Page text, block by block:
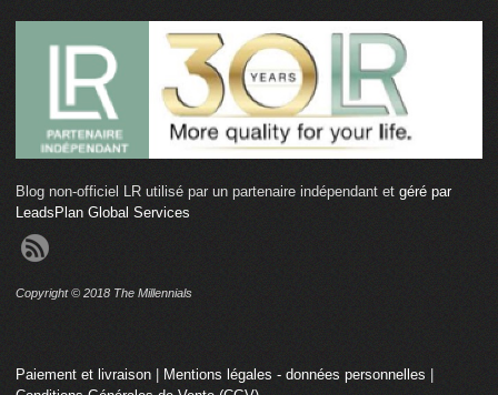
Blog non-officiel LR utilisé par un partenaire indépendant et géré par
LeadsPlan Global Services
Copyright © 2018 The Millennials
Paiement et livraison | Mentions légales - données personnelles |